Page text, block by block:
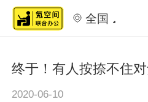
全国
终于！有人按捺不住对
2020-06-10